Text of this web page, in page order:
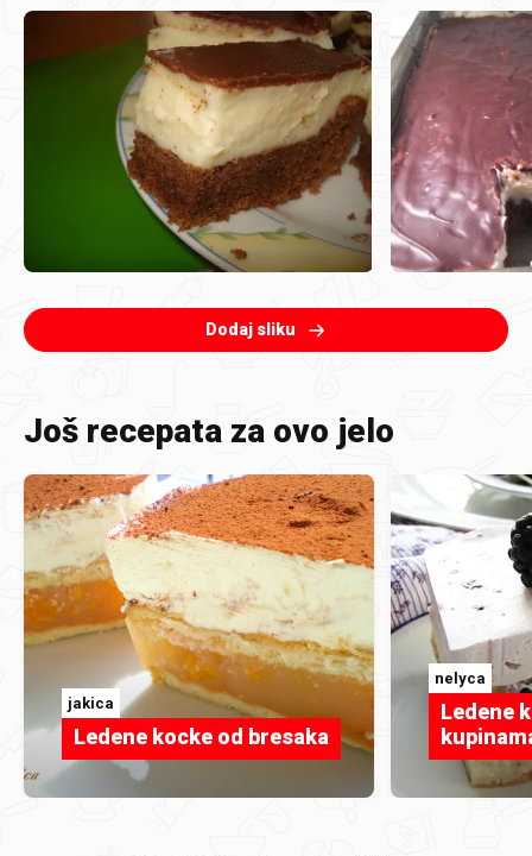
Dodaj sliku
Još recepata za ovo jelo
jakica
Ledene kocke od bresaka
nelyca
Ledene